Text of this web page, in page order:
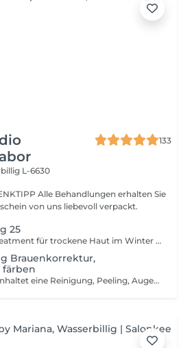
133
L-6630
Alle Behandlungen erhalten Sie
von uns liebevoll verpackt.
25
Dieses SkinBooster Treatment für trockene Haut im Winter ist Ihr perfekter einstieg in den Sommer. Starten Sie das Jahr mit Ihrem persönlichem Sommerglow und strahlen Sie mit der Sonne um die Wette.
Brauenkorrektur,
färben
Diese Behandlung beinhaltet eine Reinigung, Peeling, Augenbrauen färben,eine Ampulle und Tagespflege